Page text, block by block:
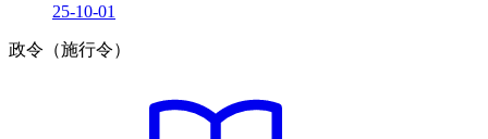
25-10-01
政令（施行令）